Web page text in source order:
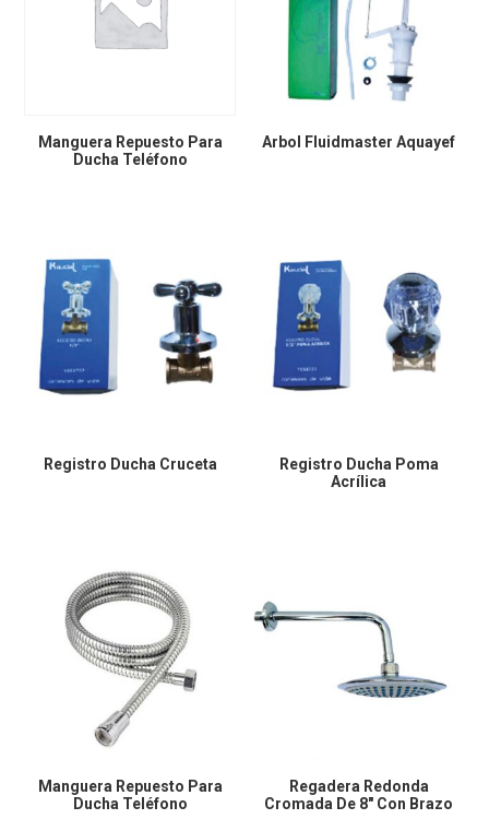
Manguera Repuesto Para
Ducha Teléfono
Arbol Fluidmaster Aquayef
Registro Ducha Cruceta
Registro Ducha Poma
Acrílica
Manguera Repuesto Para
Ducha Teléfono
Regadera Redonda
Cromada De 8″ Con Brazo